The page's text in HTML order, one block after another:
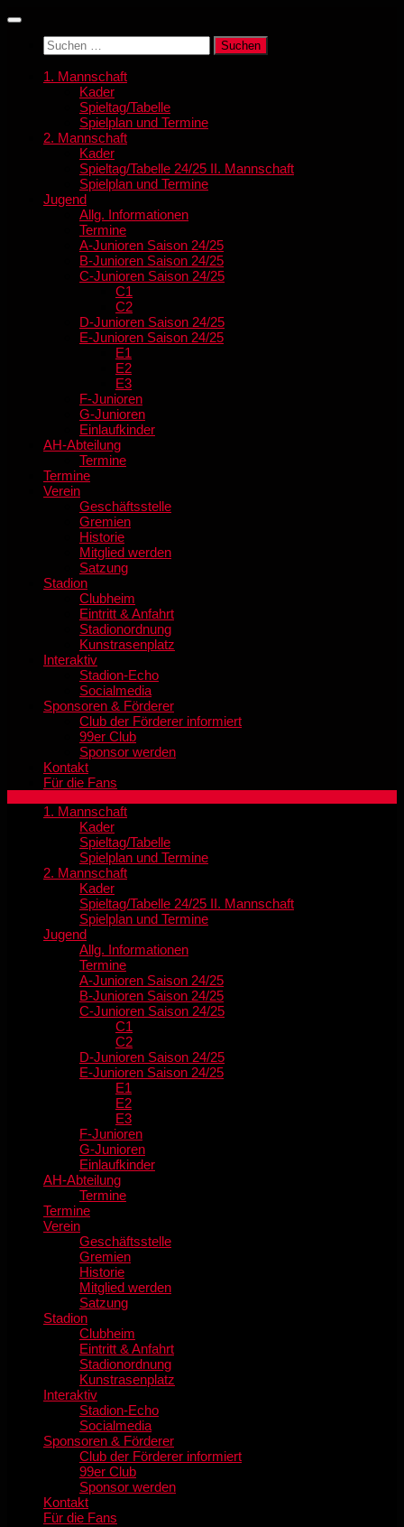
Zum
springenSuchen
nach:
1. Mannschaft
Kader
Spieltag/Tabelle
Spielplan und Termine
2. Mannschaft
Kader
Spieltag/Tabelle 24/25 II. Mannschaft
Spielplan und Termine
Jugend
Allg. Informationen
Termine
A-Junioren Saison 24/25
B-Junioren Saison 24/25
C-Junioren Saison 24/25
C1
C2
D-Junioren Saison 24/25
E-Junioren Saison 24/25
E1
E2
E3
F-Junioren
G-Junioren
Einlaufkinder
AH-Abteilung
Termine
Termine
Verein
Geschäftsstelle
Gremien
Historie
Mitglied werden
Satzung
Stadion
Clubheim
Eintritt & Anfahrt
Stadionordnung
Kunstrasenplatz
Interaktiv
Stadion-Echo
Socialmedia
Sponsoren & Förderer
Club der Förderer informiert
99er Club
Sponsor werden
Kontakt
Für die Fans
1. Mannschaft
Kader
Spieltag/Tabelle
Spielplan und Termine
2. Mannschaft
Kader
Spieltag/Tabelle 24/25 II. Mannschaft
Spielplan und Termine
Jugend
Allg. Informationen
Termine
A-Junioren Saison 24/25
B-Junioren Saison 24/25
C-Junioren Saison 24/25
C1
C2
D-Junioren Saison 24/25
E-Junioren Saison 24/25
E1
E2
E3
F-Junioren
G-Junioren
Einlaufkinder
AH-Abteilung
Termine
Termine
Verein
Geschäftsstelle
Gremien
Historie
Mitglied werden
Satzung
Stadion
Clubheim
Eintritt & Anfahrt
Stadionordnung
Kunstrasenplatz
Interaktiv
Stadion-Echo
Socialmedia
Sponsoren & Förderer
Club der Förderer informiert
99er Club
Sponsor werden
Kontakt
Für die Fans